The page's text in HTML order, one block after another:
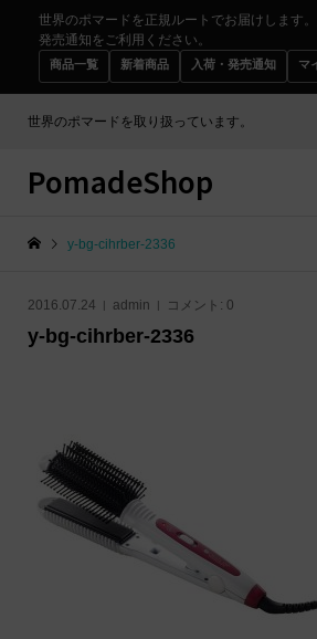
世界のポマードを正規ルートでお届けします
発売通知をご利用ください。
商品一覧 新着商品 入荷・発売通知 マ
世界のポマードを取り扱っています。
PomadeShop
y-bg-cihrber-2336
2016.07.24 admin コメント: 0
y-bg-cihrber-2336